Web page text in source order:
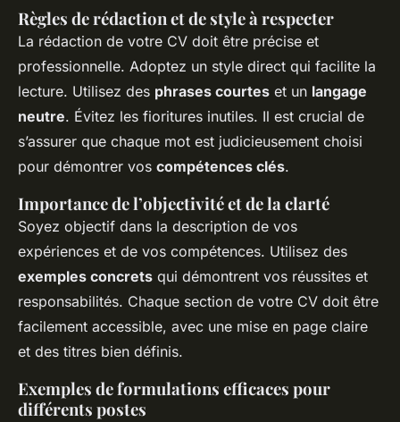
Règles de rédaction et de style à respecter
La rédaction de votre CV doit être précise et
professionnelle. Adoptez un style direct qui facilite la
lecture. Utilisez des phrases courtes et un langage
neutre. Évitez les fioritures inutiles. Il est crucial de
s’assurer que chaque mot est judicieusement choisi
pour démontrer vos compétences clés.
Importance de l’objectivité et de la clarté
Soyez objectif dans la description de vos
expériences et de vos compétences. Utilisez des
exemples concrets qui démontrent vos réussites et
responsabilités. Chaque section de votre CV doit être
facilement accessible, avec une mise en page claire
et des titres bien définis.
Exemples de formulations efficaces pour
différents postes